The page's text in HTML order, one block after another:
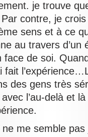
je trouve
contre, je
sens et à ce
au travers d’un
face de soi.
fait
des gens très
l’au-delà et
ne me semble